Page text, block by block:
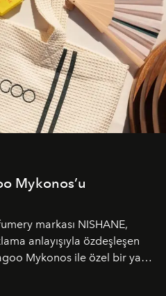
Mykonos’u
markası NISHANE,
anlayışıyla özdeşleşen
Mykonos ile özel bir yaz